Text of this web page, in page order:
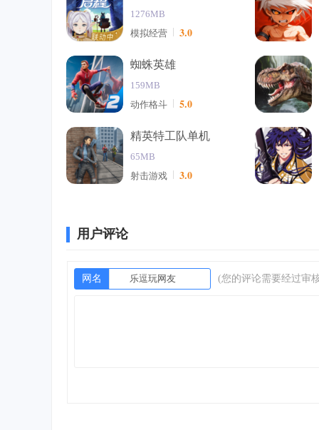
1276MB
模拟经营
3.0
蜘蛛英雄
159MB
动作格斗
5.0
精英特工队单机
65MB
射击游戏
3.0
用户评论
网名 (您的评论需要经过审